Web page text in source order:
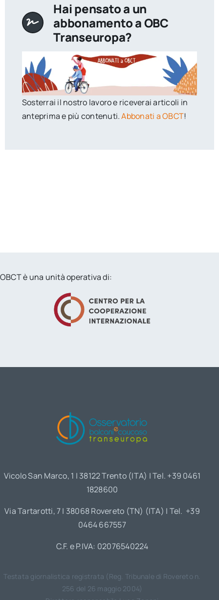
Hai pensato a un
abbonamento a OBC
Transeuropa?
Sosterrai il nostro lavoro e riceverai articoli in
anteprima e più contenuti.Abbonati a OBCT!
OBCT è una unità operativa di:
Vicolo San Marco, 1 | 38122 Trento (ITA) | Tel. +39 0461
1828600
Via Tartarotti, 7 | 38068 Rovereto (TN) (ITA) | Tel. +39
0464 667557
C.F. e P.IVA: 02076540224
Testata giornalistica registrata (Reg. Tribunale di Rovereto n.
256 del 26 maggio 2004)